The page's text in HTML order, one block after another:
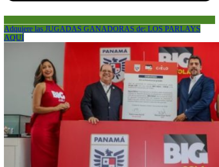
Adquiere las JUGADAS GANADORAS de: LOS PARLAYS
AQUÍ